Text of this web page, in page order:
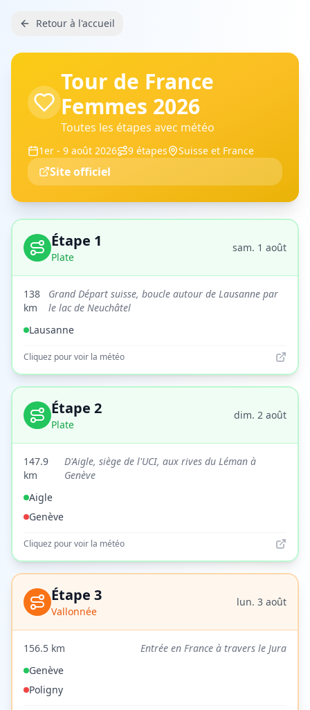
Retour à l'accueil
Tour de France
Femmes 2026
Toutes les étapes avec météo
1er - 9 août 2026 9 étapes Suisse et France
Site officiel
Étape 1
Plate
sam. 1 août
138
km
Grand Départ suisse, boucle autour de Lausanne par
le lac de Neuchâtel
Lausanne
Cliquez pour voir la météo
Étape 2
Plate
dim. 2 août
147.9
km
D'Aigle, siège de l'UCI, aux rives du Léman à
Genève
Aigle
Genève
Cliquez pour voir la météo
Étape 3
Vallonnée
lun. 3 août
156.5 km
Entrée en France à travers le Jura
Genève
Poligny